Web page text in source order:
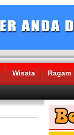
Wisata Ragam